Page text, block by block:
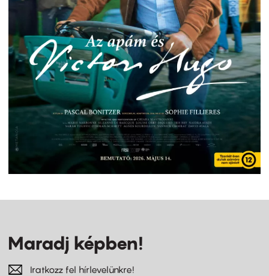
Maradj képben!
Iratkozz fel hírlevelünkre!